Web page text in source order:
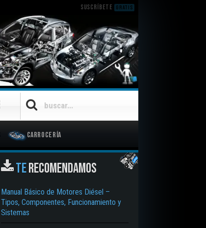
SUSCRÍBETE GRATIS
Carrocería
TERECOMENDAMOS
Manual Básico de Motores Diésel –
Tipos, Componentes, Funcionamiento y
Sistemas